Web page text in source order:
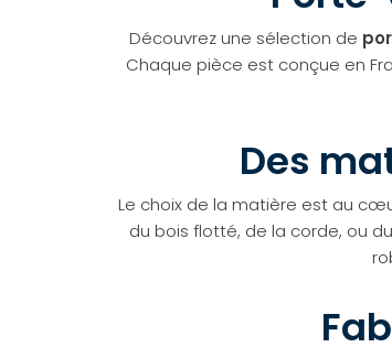
Découvrez une sélection de
Chaque pièce est conçue en
Des
Le choix de la matière est au
du bois flotté, de la corde, ou